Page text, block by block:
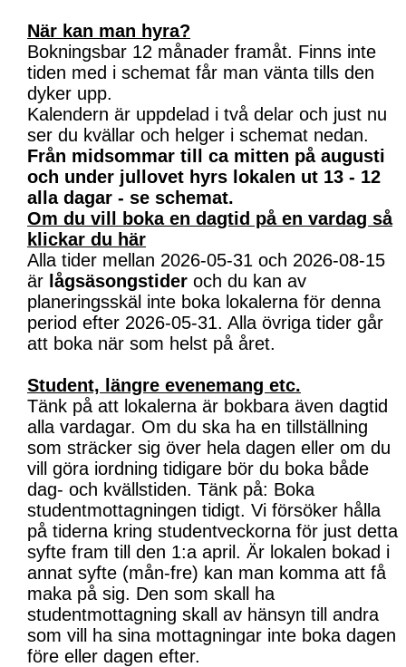
När kan man hyra?
Bokningsbar 12 månader framåt. Finns inte
tiden med i schemat får man vänta tills den
dyker upp.
Kalendern är uppdelad i två delar och just nu
ser du kvällar och helger i schemat nedan.
Från midsommar till ca mitten på augusti
och under jullovet hyrs lokalen ut 13 - 12
alla dagar - se schemat.
Om du vill boka en dagtid på en vardag så
klickar du här
Alla tider mellan 2026-05-31 och 2026-08-15
är lågsäsongstider och du kan av
planeringsskäl inte boka lokalerna för denna
period efter 2026-05-31. Alla övriga tider går
att boka när som helst på året.
Student, längre evenemang etc.
Tänk på att lokalerna är bokbara även dagtid
alla vardagar. Om du ska ha en tillställning
som sträcker sig över hela dagen eller om du
vill göra iordning tidigare bör du boka både
dag- och kvällstiden. Tänk på: Boka
studentmottagningen tidigt. Vi försöker hålla
på tiderna kring studentveckorna för just detta
syfte fram till den 1:a april. Är lokalen bokad i
annat syfte (mån-fre) kan man komma att få
maka på sig. Den som skall ha
studentmottagning skall av hänsyn till andra
som vill ha sina mottagningar inte boka dagen
före eller dagen efter.